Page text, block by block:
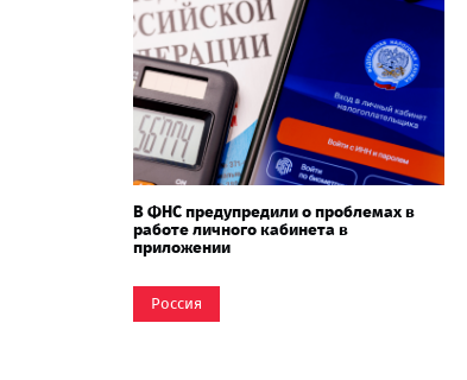
В ФНС предупредили о проблемах в
работе личного кабинета в
приложении
Россия